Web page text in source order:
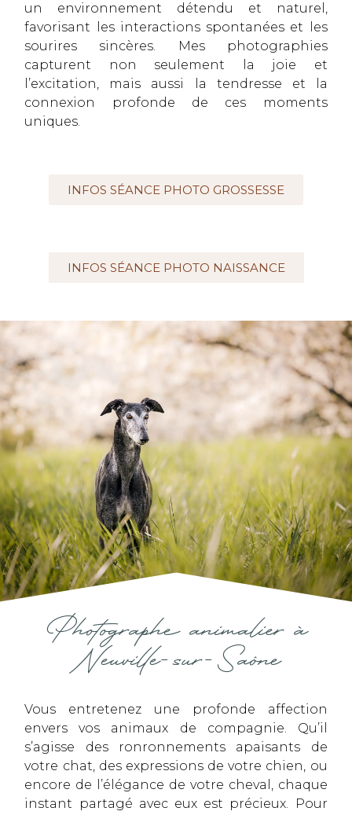
un environnement détendu et naturel,
favorisant les interactions spontanées et les
sourires sincères. Mes photographies
capturent non seulement la joie et
l’excitation, mais aussi la tendresse et la
connexion profonde de ces moments
uniques.
INFOS SÉANCE PHOTO GROSSESSE
INFOS SÉANCE PHOTO NAISSANCE
Photographe animalier à
Neuville-sur-Saône
Vous entretenez une profonde affection
envers vos animaux de compagnie. Qu’il
s’agisse des ronronnements apaisants de
votre chat, des expressions de votre chien, ou
encore de l’élégance de votre cheval, chaque
instant partagé avec eux est précieux. Pour